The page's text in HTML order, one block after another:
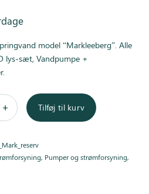
model “Markleeberg”. Alle
lys-sæt, Vandpumpe +
Tilføj til kurv
, Pumper og strømforsyning,